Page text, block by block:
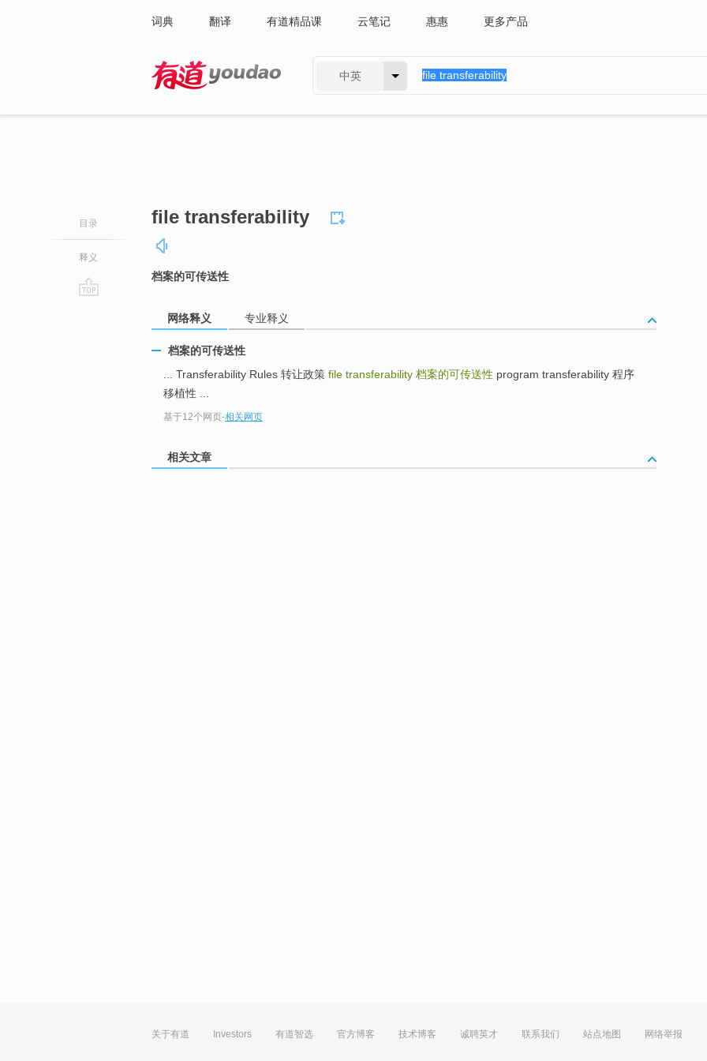
词典 翻译 有道精品课 云笔记 惠惠 更多产品
中英
目录
释义
file transferability
档案的可传送性
网络释义 专业释义
档案的可传送性
... Transferability Rules 转让政策 file transferability 档案的可传送性 program transferability 程序
移植性 ...
基于12个网页-相关网页
相关文章
关于有道 Investors 有道智选 官方博客 技术博客 诚聘英才 联系我们 站点地图 网络举报